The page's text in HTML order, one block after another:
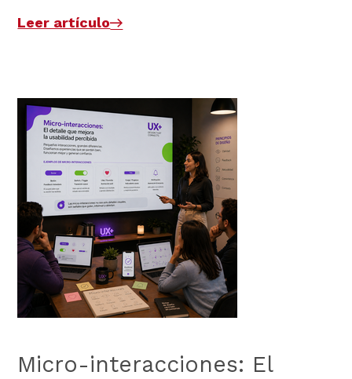
Leer artículo
Micro-interacciones: El